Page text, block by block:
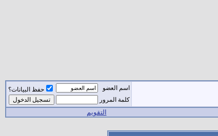
اسم العضو
حفظ البيانات؟
كلمة المرور
التقويم